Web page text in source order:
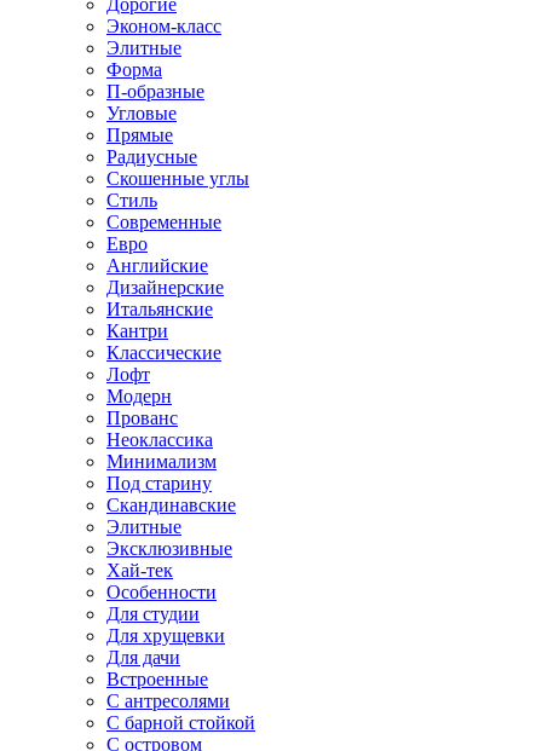
Дорогие
Эконом-класс
Элитные
Форма
П-образные
Угловые
Прямые
Радиусные
Скошенные углы
Стиль
Современные
Евро
Английские
Дизайнерские
Итальянские
Кантри
Классические
Лофт
Модерн
Прованс
Неоклассика
Минимализм
Под старину
Скандинавские
Элитные
Эксклюзивные
Хай-тек
Особенности
Для студии
Для хрущевки
Для дачи
Встроенные
С антресолями
С барной стойкой
С островом